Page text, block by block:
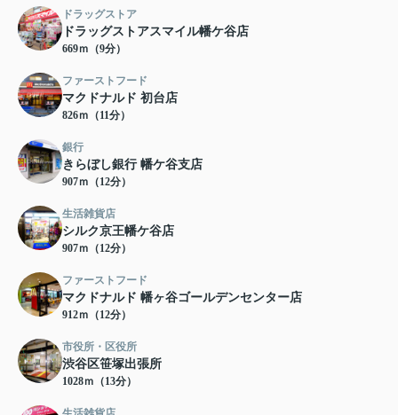
ドラッグストア
ドラッグストアスマイル幡ケ谷店
669ｍ（9分）
ファーストフード
マクドナルド 初台店
826ｍ（11分）
銀行
きらぼし銀行 幡ケ谷支店
907ｍ（12分）
生活雑貨店
シルク京王幡ケ谷店
907ｍ（12分）
ファーストフード
マクドナルド 幡ヶ谷ゴールデンセンター店
912ｍ（12分）
市役所・区役所
渋谷区笹塚出張所
1028ｍ（13分）